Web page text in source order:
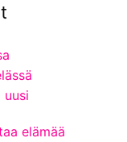
uusi
elämää